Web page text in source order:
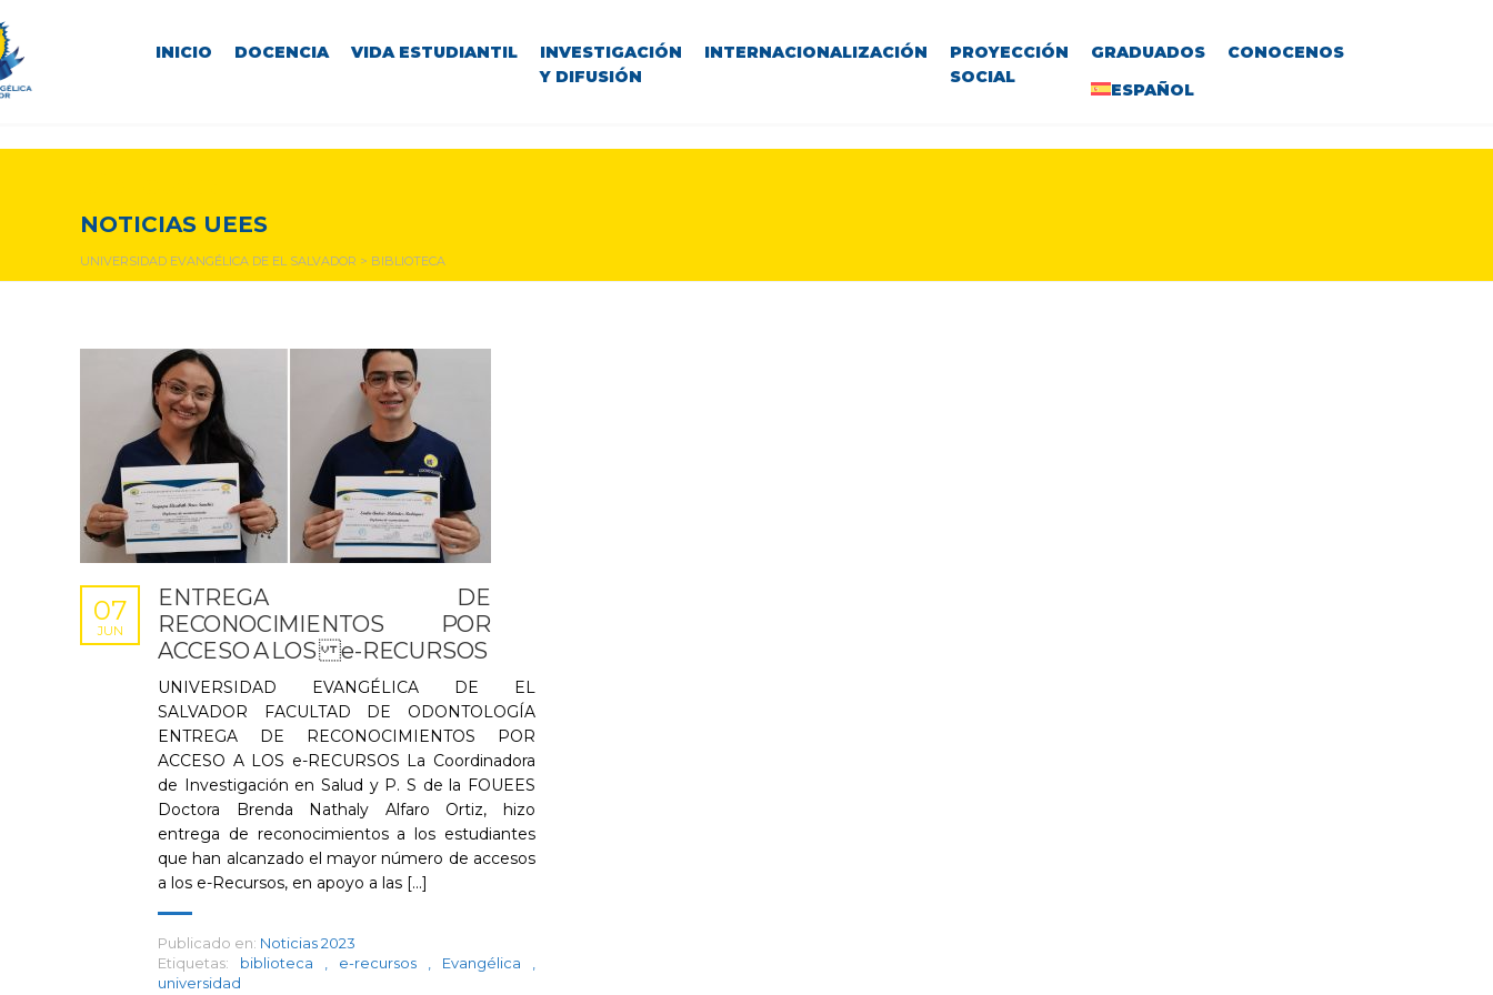
INICIO DOCENCIA VIDA ESTUDIANTIL
INVESTIGACIÓN
Y DIFUSIÓN
INTERNACIONALIZACIÓN
PROYECCIÓN
SOCIAL
GRADUADOS
CONOCENOS
ESPAÑOL
NOTICIAS UEES
UNIVERSIDAD EVANGÉLICA DE EL SALVADOR > BIBLIOTECA
ENTREGA DE
RECONOCIMIENTOS POR
ACCESO A LOS e-RECURSOS
07
JUN
UNIVERSIDAD EVANGÉLICA DE EL
SALVADOR FACULTAD DE ODONTOLOGÍA
ENTREGA DE RECONOCIMIENTOS POR
ACCESO A LOS e-RECURSOS La Coordinadora
de Investigación en Salud y P. S de la FOUEES
Doctora Brenda Nathaly Alfaro Ortiz, hizo
entrega de reconocimientos a los estudiantes
que han alcanzado el mayor número de accesos
a los e-Recursos, en apoyo a las [...]
Publicado en: Noticias 2023
Etiquetas:
biblioteca e-recursos Evangélica
universidad